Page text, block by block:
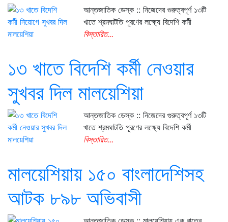
আন্তজাতিক ডেস্ক :: নিজেদের গুরুত্বপূর্ণ ১৩টি
খাতে শ্রমঘাটতি পূরণের লক্ষ্যে বিদেশি কর্মী
বিস্তারিত...
১৩ খাতে বিদেশি কর্মী নেওয়ার
সুখবর দিল মালয়েশিয়া
আন্তজাতিক ডেস্ক :: নিজেদের গুরুত্বপূর্ণ ১৩টি
খাতে শ্রমঘাটতি পূরণের লক্ষ্যে বিদেশি কর্মী
বিস্তারিত...
মালয়েশিয়ায় ১৫০ বাংলাদেশিসহ
আটক ৮৯৮ অভিবাসী